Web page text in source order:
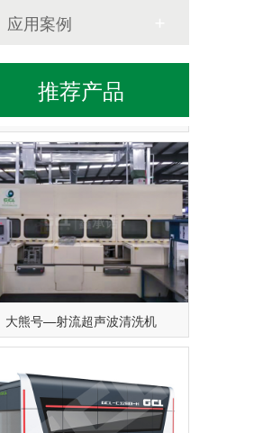
应用案例
推荐产品
阳极氧化工艺及应用
大熊号—射流超声波清洗机